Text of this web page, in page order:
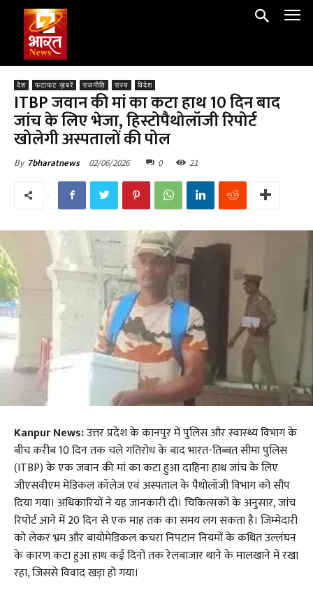
देश फटाफट ख़बरें राजनीति राज्य विदेश
ITBP जवान की मां का कटा हाथ 10 दिन बाद
जांच के लिए भेजा, हिस्टोपैथोलॉजी रिपोर्ट
खोलेगी अस्पतालों की पोल
By 7bharatnews 02/06/2026 0 21
Kanpur News:उत्तर प्रदेश के कानपुर में पुलिस और स्वास्थ्य विभाग के
बीच करीब 10 दिन तक चले गतिरोध के बाद भारत-तिब्बत सीमा पुलिस
(ITBP) के एक जवान की मां का कटा हुआ दाहिना हाथ जांच के लिए
जीएसवीएम मेडिकल कॉलेज एवं अस्पताल के पैथोलॉजी विभाग को सौंप
दिया गया। अधिकारियों ने यह जानकारी दी। चिकित्सकों के अनुसार, जांच
रिपोर्ट आने में 20 दिन से एक माह तक का समय लग सकता है। जिम्मेदारी
को लेकर भ्रम और बायोमेडिकल कचरा निपटान नियमों के कथित उल्लंघन
के कारण कटा हुआ हाथ कई दिनों तक रेलबाजार थाने के मालखाने में रखा
रहा, जिससे विवाद खड़ा हो गया।